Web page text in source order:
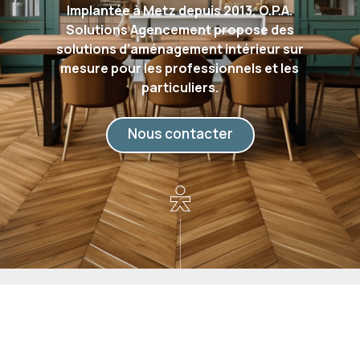
Implantée à Metz depuis 2013, O.P.A.
Solutions Agencement propose des
solutions d’aménagement intérieur sur
mesure pour les professionnels et les
particuliers.
Nous contacter